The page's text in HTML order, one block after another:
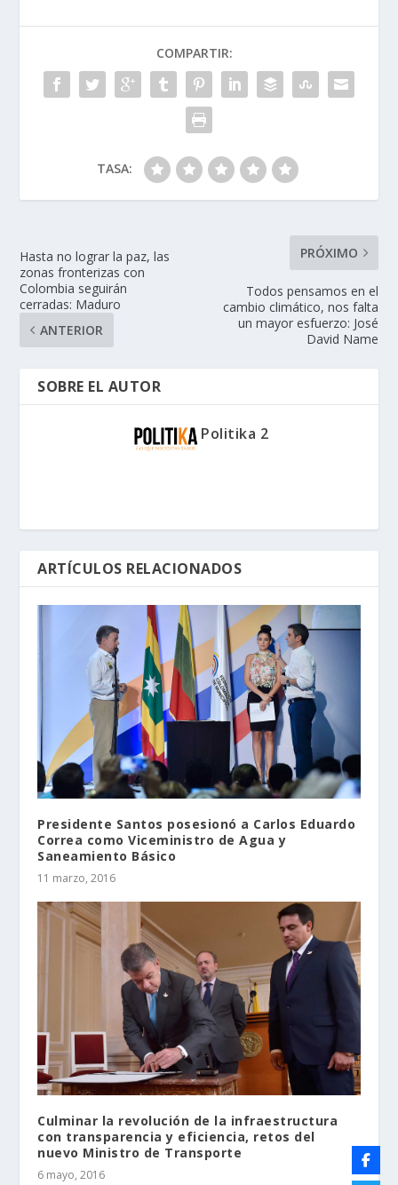
COMPARTIR:
TASA:
Hasta no lograr la paz, las
zonas fronterizas con
Colombia seguirán
cerradas: Maduro
ANTERIOR
PRÓXIMO
Todos pensamos en el
cambio climático, nos falta
un mayor esfuerzo: José
David Name
SOBRE EL AUTOR
Politika 2
ARTÍCULOS RELACIONADOS
Presidente Santos posesionó a Carlos Eduardo
Correa como Viceministro de Agua y
Saneamiento Básico
11 marzo, 2016
Culminar la revolución de la infraestructura
con transparencia y eficiencia, retos del
nuevo Ministro de Transporte
6 mayo, 2016